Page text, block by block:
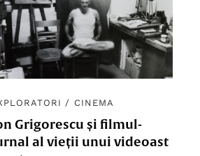
/ CINEMA
Grigorescu și filmul-
al vieții unui videoast